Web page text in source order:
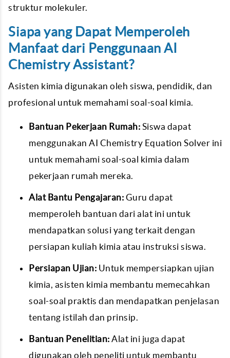
struktur molekuler.
Siapa yang Dapat Memperoleh
Manfaat dari Penggunaan AI
Chemistry Assistant?
Asisten kimia digunakan oleh siswa, pendidik, dan
profesional untuk memahami soal-soal kimia.
Bantuan Pekerjaan Rumah: Siswa dapat
menggunakan AI Chemistry Equation Solver ini
untuk memahami soal-soal kimia dalam
pekerjaan rumah mereka.
Alat Bantu Pengajaran: Guru dapat
memperoleh bantuan dari alat ini untuk
mendapatkan solusi yang terkait dengan
persiapan kuliah kimia atau instruksi siswa.
Persiapan Ujian: Untuk mempersiapkan ujian
kimia, asisten kimia membantu memecahkan
soal-soal praktis dan mendapatkan penjelasan
tentang istilah dan prinsip.
Bantuan Penelitian: Alat ini juga dapat
digunakan oleh peneliti untuk membantu